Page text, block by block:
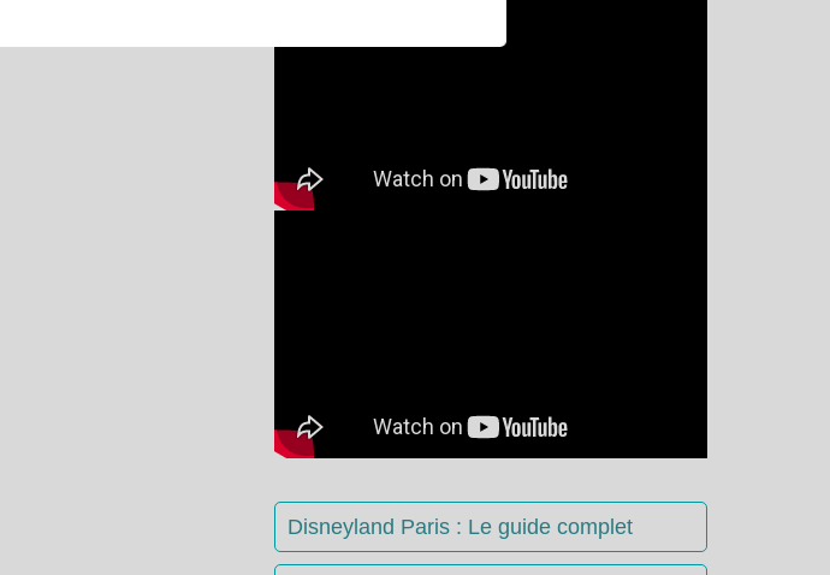
Disneyland Paris : Le guide complet